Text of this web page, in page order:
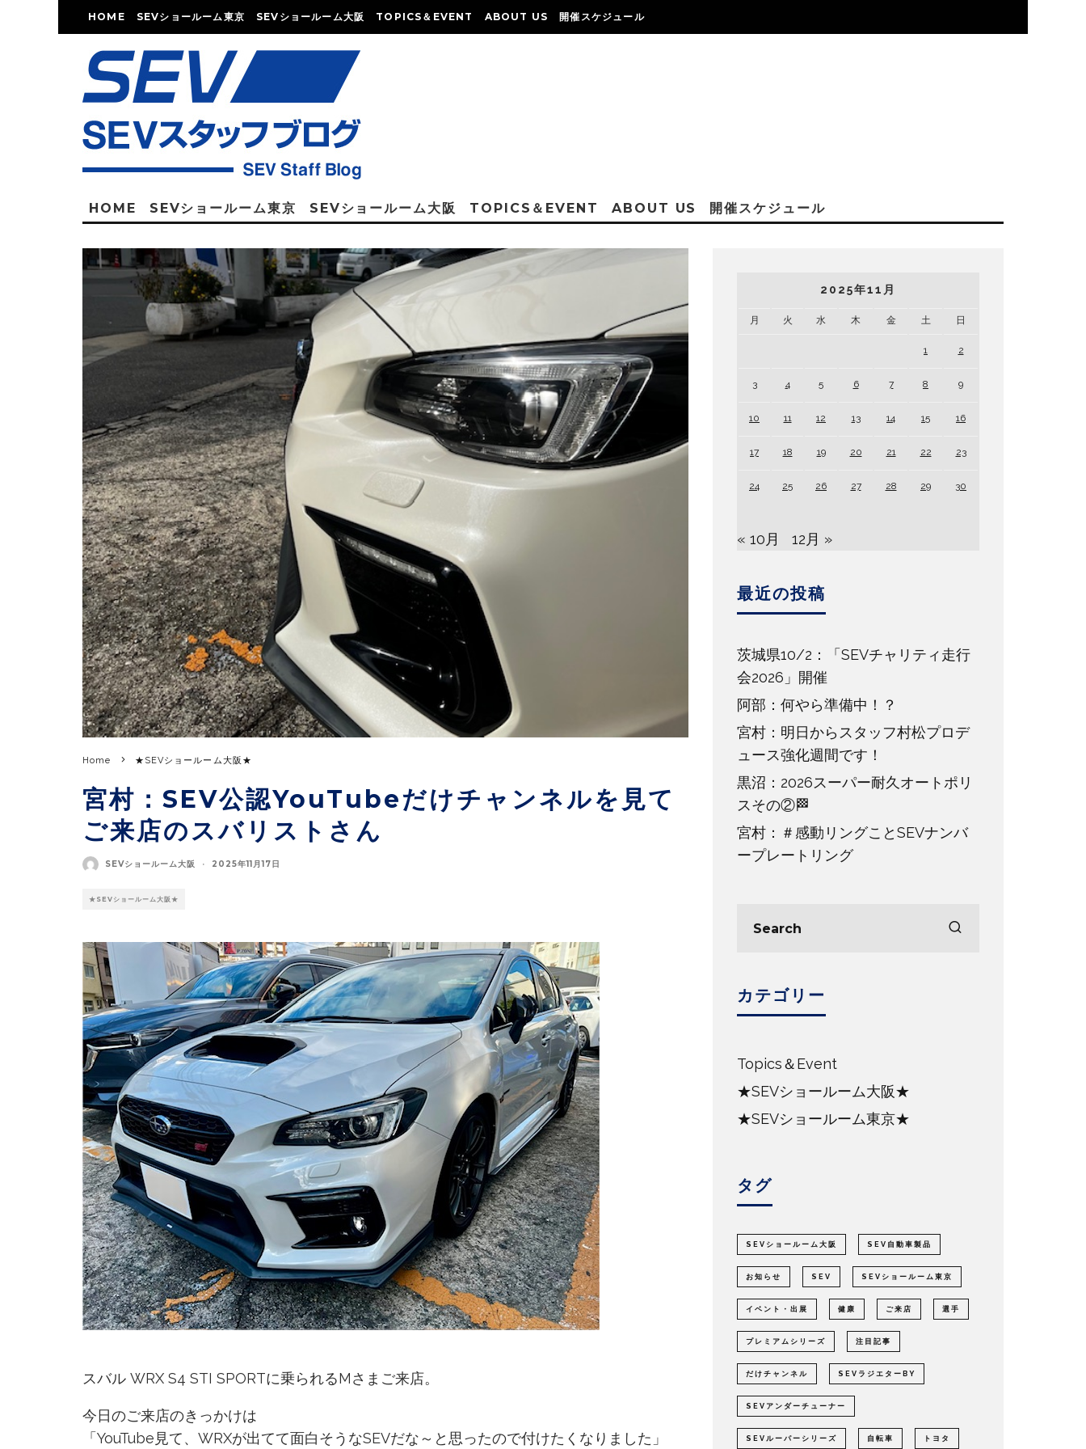
HOME SEVショールーム東京 SEVショールーム大阪 TOPICS＆EVENT ABOUT US 開催スケジュール
HOME SEVショールーム東京 SEVショールーム大阪 TOPICS＆EVENT ABOUT US 開催スケジュール
Home ★SEVショールーム大阪★
宮村：SEV公認YouTubeだけチャンネルを見て
ご来店のスバリストさん
SEVショールーム大阪 · 2025年11月17日
★SEVショールーム大阪★
スバル WRX S4 STI SPORTに乗られるMさまご来店。
今日のご来店のきっかけは
「YouTube見て、WRXが出てて面白そうなSEVだな～と思ったので付けたくなりました」
2025年11月
月 火 水 木 金 土 日
1 2
3 4 5 6 7 8 9
10 11 12 13 14 15 16
17 18 19 20 21 22 23
24 25 26 27 28 29 30
« 10月 12月 »
最近の投稿
茨城県10/2：「SEVチャリティ走行
会2026」開催
阿部：何やら準備中！？
宮村：明日からスタッフ村松プロデ
ュース強化週間です！
黒沼：2026スーパー耐久オートポリ
スその②🏁
宮村：＃感動リングことSEVナンバ
ープレートリング
カテゴリー
Topics＆Event
★SEVショールーム大阪★
★SEVショールーム東京★
タグ
SEVショールーム大阪 SEV自動車製品
お知らせ SEV SEVショールーム東京
イベント・出展 健康 ご来店 選手
プレミアムシリーズ 注目記事
だけチャンネル SEVラジエターBY
SEVアンダーチューナー
SEVルーパーシリーズ 自転車 トヨタ